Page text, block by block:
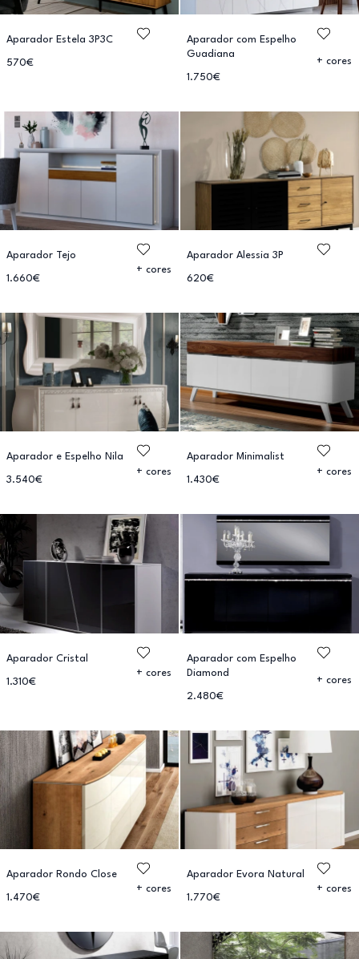
Aparador Estela 3P3C
570€
Aparador com Espelho
Guadiana
1.750€
+ cores
Aparador Tejo
1.660€
+ cores
Aparador Alessia 3P
620€
Aparador e Espelho Nila
3.540€
+ cores
Aparador Minimalist
1.430€
+ cores
Aparador Cristal
1.310€
+ cores
Aparador com Espelho
Diamond
2.480€
+ cores
Aparador Rondo Close
1.470€
+ cores
Aparador Evora Natural
1.770€
+ cores